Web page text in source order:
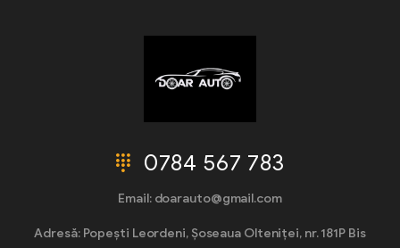
0784 567 783
Email: doarauto@gmail.com
Adresă: Popești Leordeni, Șoseaua Olteniței, nr. 181P Bis